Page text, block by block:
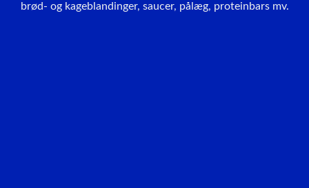
brød- og kageblandinger, saucer, pålæg, proteinbars mv.